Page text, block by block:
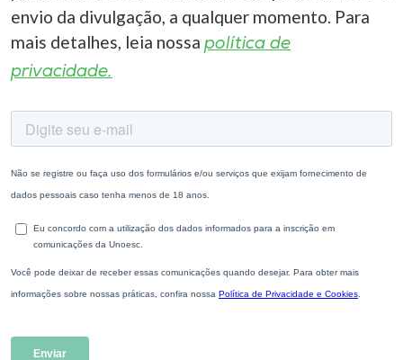
envio da divulgação, a qualquer momento. Para
mais detalhes, leia nossa política de
privacidade.